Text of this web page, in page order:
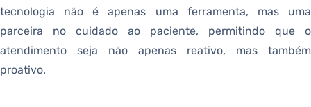
tecnologia não é apenas uma ferramenta, mas uma
parceira no cuidado ao paciente, permitindo que o
atendimento seja não apenas reativo, mas também
proativo.